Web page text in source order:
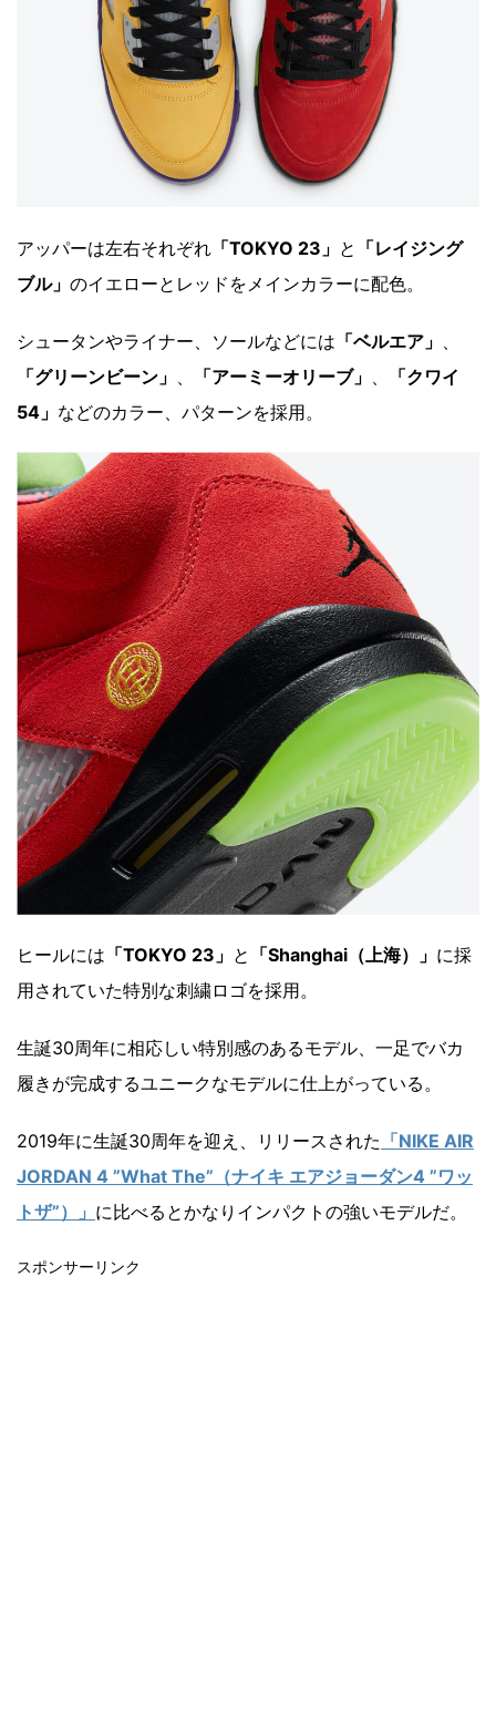
アッパーは左右それぞれ 「TOKYO 23」 と 「レイジング
ブル」 のイエローとレッドをメインカラーに配色。
シュータンやライナー、ソールなどには 「ベルエア」
「グリーンビーン」
「アーミーオリーブ」
「クワイ
54」 などのカラー、パターンを採用。
ヒールには 「TOKYO 23」 と 「Shanghai（上海）」 に採
用されていた特別な刺繍ロゴを採用。
生誕30周年に相応しい特別感のあるモデル、一足でバカ
履きが完成するユニークなモデルに仕上がっている。
2019年に生誕30周年を迎え、リリースされた 「NIKE AIR
JORDAN 4 ”What The”（ナイキ エアジョーダン4 ”ワッ
トザ”）」 に比べるとかなりインパクトの強いモデルだ。
スポンサーリンク